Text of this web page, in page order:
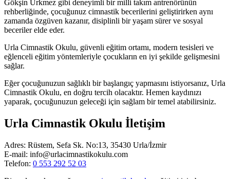
Gökşin Ürkmez gibi deneyimli bir milli takım antrenörünün
rehberliğinde, çocuğunuz cimnastik becerilerini geliştirirken aynı
zamanda özgüven kazanır, disiplinli bir yaşam sürer ve sosyal
beceriler elde eder.
Urla Cimnastik Okulu, güvenli eğitim ortamı, modern tesisleri ve
eğlenceli eğitim yöntemleriyle çocukların en iyi şekilde gelişmesini
sağlar.
Eğer çocuğunuzun sağlıklı bir başlangıç yapmasını istiyorsanız, Urla
Cimnastik Okulu, en doğru tercih olacaktır. Hemen kaydınızı
yaparak, çocuğunuzun geleceği için sağlam bir temel atabilirsiniz.
Urla Cimnastik Okulu İletişim
Adres: Rüstem, Sefa Sk. No:13, 35430 Urla/İzmir
E-mail: info@urlacimnastikokulu.com
Telefon: 0 553 292 52 03